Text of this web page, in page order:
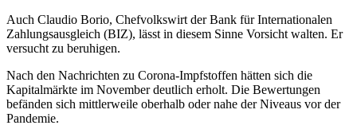
Auch Claudio Borio, Chefvolkswirt der Bank für Internationalen
Zahlungsausgleich (BIZ), lässt in diesem Sinne Vorsicht walten. Er
versucht zu beruhigen.
Nach den Nachrichten zu Corona-Impfstoffen hätten sich die
Kapitalmärkte im November deutlich erholt. Die Bewertungen
befänden sich mittlerweile oberhalb oder nahe der Niveaus vor der
Pandemie.